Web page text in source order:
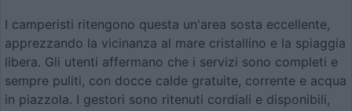
I camperisti ritengono questa un'area sosta eccellente,
apprezzando la vicinanza al mare cristallino e la spiaggia
libera. Gli utenti affermano che i servizi sono completi e
sempre puliti, con docce calde gratuite, corrente e acqua
in piazzola. I gestori sono ritenuti cordiali e disponibili,